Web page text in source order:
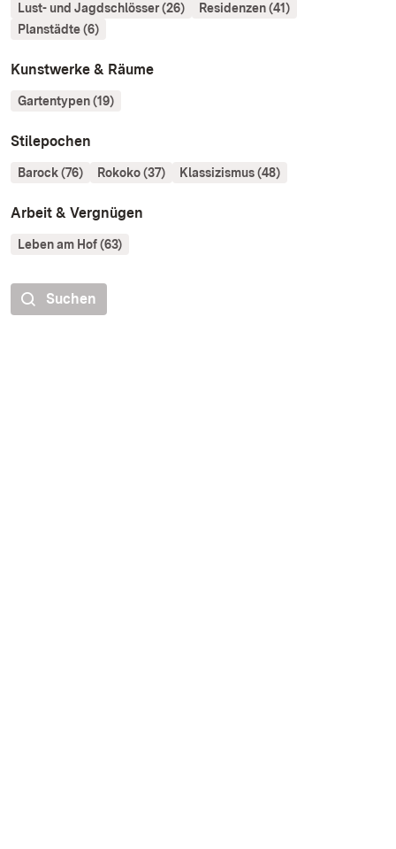
Lust- und Jagdschlösser (26)
Residenzen (41)
Planstädte (6)
Kunstwerke & Räume
Gartentypen (19)
Stilepochen
Barock (76) Rokoko (37) Klassizismus (48)
Arbeit & Vergnügen
Leben am Hof (63)
Suchen